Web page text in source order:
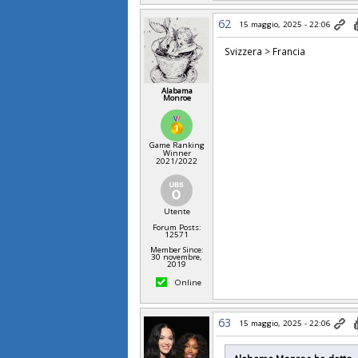
Alabama
Monroe
Game Ranking
Winner
2021/2022
Utente
Forum Posts:
12571
Member Since:
30 novembre,
2019
Online
62 15 maggio, 2025 - 22:06
Svizzera > Francia
63 15 maggio, 2025 - 22:06